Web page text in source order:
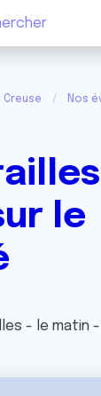
Creuse Nos
le
- le matin